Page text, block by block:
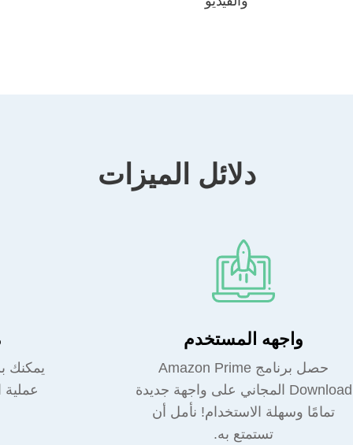
دلائل الميزات
واجهه المستخدم
حصل برنامج Amazon Prime
Download المجاني على واجهة جديدة
تمامًا وسهلة الاستخدام! نأمل أن
تستمتع به.
يمكنك
عملية